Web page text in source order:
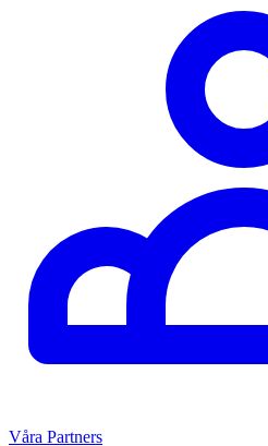
Våra Partners